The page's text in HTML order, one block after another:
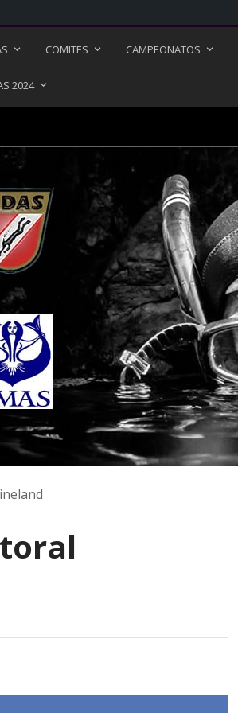
COMITES CAMPEONATOS
2024